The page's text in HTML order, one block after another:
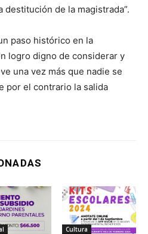
de la magistrada”.
paso histórico en la
logro digno de considerar y
una vez más que nadie se
por el contrario la salida
Cultura